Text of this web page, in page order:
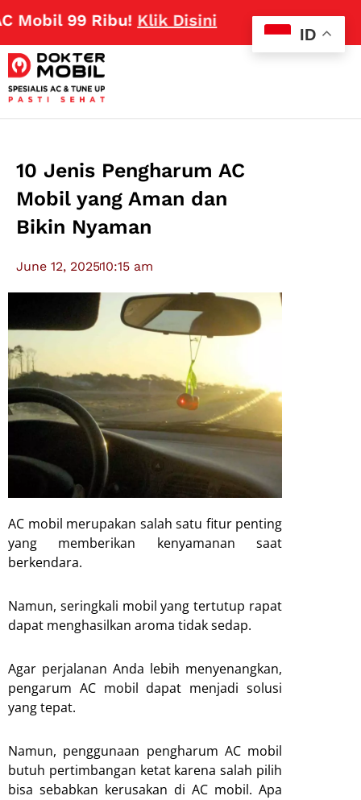
99 Ribu!Klik Disini
10 Jenis Pengharum AC
Mobil yang Aman dan
Bikin Nyaman
June 12, 202510:15 am
AC mobil merupakan salah satu fitur penting
yang memberikan kenyamanan saat
berkendara.
Namun, seringkali mobil yang tertutup rapat
dapat menghasilkan aroma tidak sedap.
Agar perjalanan Anda lebih menyenangkan,
pengarum AC mobil dapat menjadi solusi
yang tepat.
Namun, penggunaan pengharum AC mobil
butuh pertimbangan ketat karena salah pilih
bisa sebabkan kerusakan di AC mobil. Apa
ID